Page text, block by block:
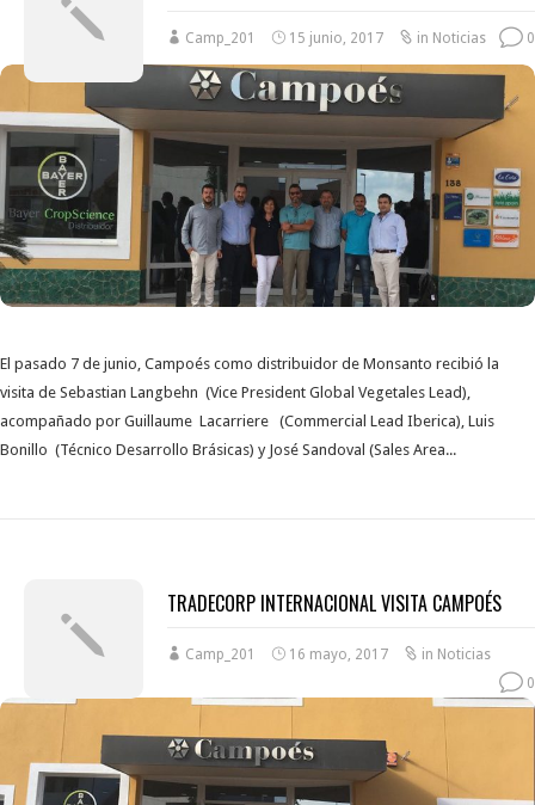
Camp_201 15 junio, 2017 in Noticias 0
El pasado 7 de junio, Campoés como distribuidor de Monsanto recibió la
visita de Sebastian Langbehn (Vice President Global Vegetales Lead),
acompañado por Guillaume Lacarriere (Commercial Lead Iberica), Luis
Bonillo (Técnico Desarrollo Brásicas) y José Sandoval (Sales Area...
TRADECORP INTERNACIONAL VISITA CAMPOÉS
Camp_201 16 mayo, 2017 in Noticias
0